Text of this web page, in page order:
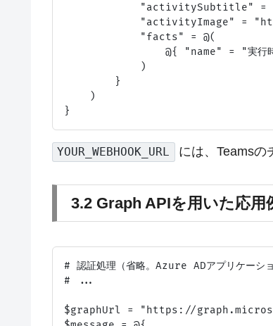
"activitySubtitle" =
"activityImage" =
            "facts" = @(
@{ "name" = "実行
            )
        }
    )
YOUR_WEBHOOK_URL には、Teamsの
3.2 Graph APIを用いた応用
# 認証処理（省略。Azure ADアプリケーショ
# ...
$graphUrl = "https://